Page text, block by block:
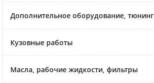
Дополнительное оборудование, тюнинг
Кузовные работы
Масла, рабочие жидкости, фильтры